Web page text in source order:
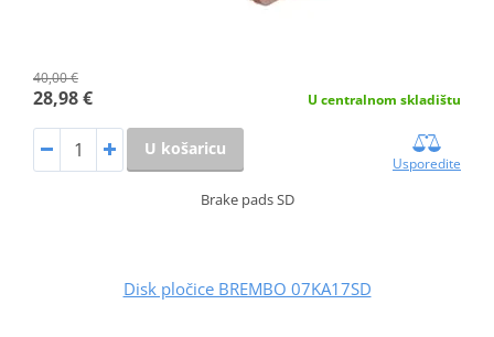
40,00 €
28,98 € U centralnom skladištu
U košaricu
Usporedite
Brake pads SD
Disk pločice BREMBO 07KA17SD